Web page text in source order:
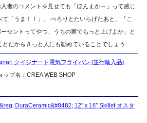
者のコメントを見せても「ほんまか～」って感じ
「うま！！」。 ぺろりとたいらげたあと、「こ
セントってやつ、うちの家でもっと上げよか」と
だからきっと人にも勧めていることでしょう
クイジナート電気フライパン [並行輸入品]
ップ名：CREA WEB SHOP
DuraCeramic&#8482; 12” x 16” Skillet オスタ